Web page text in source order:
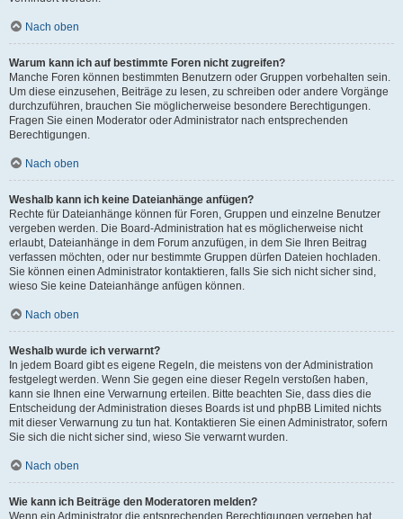
Nach oben
Warum kann ich auf bestimmte Foren nicht zugreifen?
Manche Foren können bestimmten Benutzern oder Gruppen vorbehalten sein.
Um diese einzusehen, Beiträge zu lesen, zu schreiben oder andere Vorgänge
durchzuführen, brauchen Sie möglicherweise besondere Berechtigungen.
Fragen Sie einen Moderator oder Administrator nach entsprechenden
Berechtigungen.
Nach oben
Weshalb kann ich keine Dateianhänge anfügen?
Rechte für Dateianhänge können für Foren, Gruppen und einzelne Benutzer
vergeben werden. Die Board-Administration hat es möglicherweise nicht
erlaubt, Dateianhänge in dem Forum anzufügen, in dem Sie Ihren Beitrag
verfassen möchten, oder nur bestimmte Gruppen dürfen Dateien hochladen.
Sie können einen Administrator kontaktieren, falls Sie sich nicht sicher sind,
wieso Sie keine Dateianhänge anfügen können.
Nach oben
Weshalb wurde ich verwarnt?
In jedem Board gibt es eigene Regeln, die meistens von der Administration
festgelegt werden. Wenn Sie gegen eine dieser Regeln verstoßen haben,
kann sie Ihnen eine Verwarnung erteilen. Bitte beachten Sie, dass dies die
Entscheidung der Administration dieses Boards ist und phpBB Limited nichts
mit dieser Verwarnung zu tun hat. Kontaktieren Sie einen Administrator, sofern
Sie sich die nicht sicher sind, wieso Sie verwarnt wurden.
Nach oben
Wie kann ich Beiträge den Moderatoren melden?
Wenn ein Administrator die entsprechenden Berechtigungen vergeben hat,